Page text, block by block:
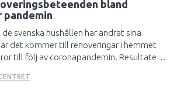
bland
pandemin
svenska hushållen har ändrat sina
det kommer till renoveringar i hemmet
till följ av coronapandemin. Resultaten
och handlar mer online jämfört med